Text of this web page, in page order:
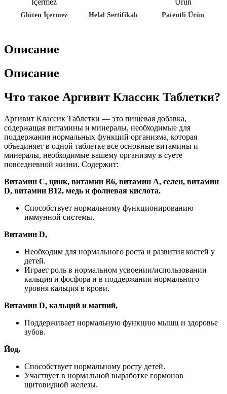
Glüten İçermez Helal Sertifikalı Patentli Ürün
Описание
Описание
Что такое Аргивит Классик Таблетки?
Аргивит Классик Таблетки — это пищевая добавка,
содержащая витамины и минералы, необходимые для
поддержания нормальных функций организма, которая
объединяет в одной таблетке все основные витамины и
минералы, необходимые вашему организму в суете
повседневной жизни. Содержит:
Витамин C, цинк, витамин B6, витамин A, селен, витамин
D, витамин B12, медь и фолиевая кислота.
Способствует нормальному функционированию
иммунной системы.
Витамин D,
Необходим для нормального роста и развития костей у
детей.
Играет роль в нормальном усвоении/использовании
кальция и фосфора и в поддержании нормального
уровня кальция в крови.
Витамин D, кальций и магний,
Поддерживает нормальную функцию мышц и здоровье
зубов.
Йод,
Способствует нормальному росту детей.
Участвует в нормальной выработке гормонов
щитовидной железы.